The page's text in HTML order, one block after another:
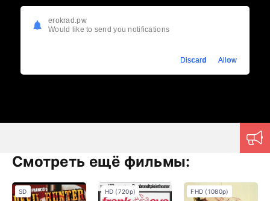
Смотреть ещё фильмы:
SD HD (720p) FHD (1080p)
erokrad.pw
Would like to send you notifications
Discard Allow